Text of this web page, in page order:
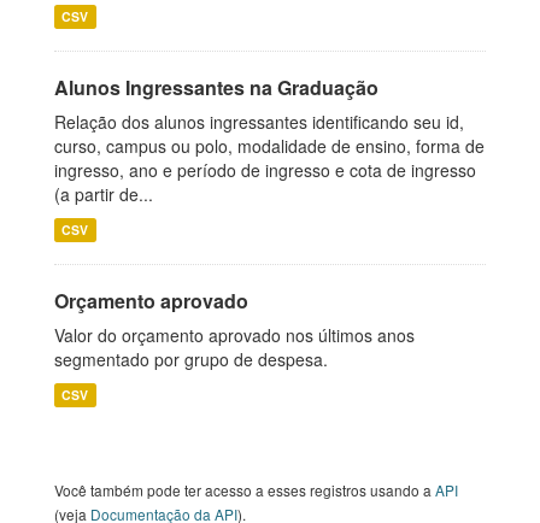
CSV
Alunos Ingressantes na Graduação
Relação dos alunos ingressantes identificando seu id,
curso, campus ou polo, modalidade de ensino, forma de
ingresso, ano e período de ingresso e cota de ingresso
(a partir de...
CSV
Orçamento aprovado
Valor do orçamento aprovado nos últimos anos
segmentado por grupo de despesa.
CSV
Você também pode ter acesso a esses registros usando a API
(veja Documentação da API).